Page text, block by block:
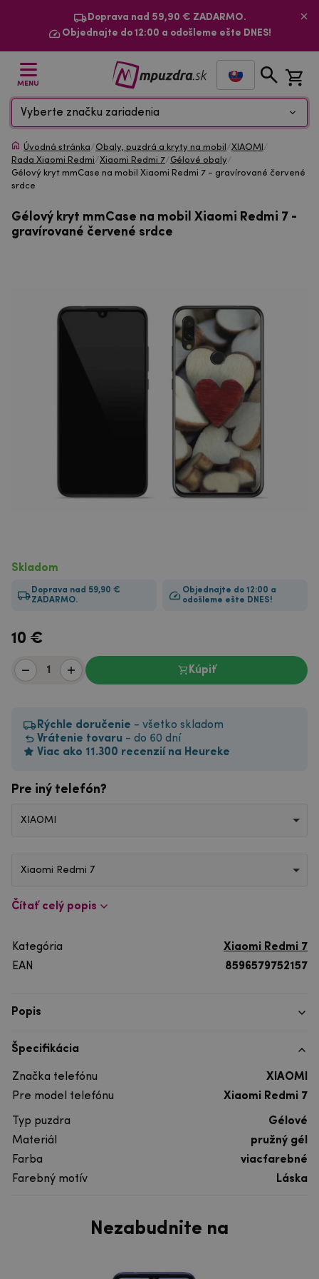
Doprava nad 59,90 € ZADARMO.
Objednajte do 12:00 a odošleme ešte DNES!
MENU
Vyberte značku zariadenia
Úvodná stránka/Obaly, puzdrá a kryty na mobil /XIAOMI /
Rada Xiaomi Redmi/Xiaomi Redmi 7/Gélové obaly/
Gélový kryt mmCase na mobil Xiaomi Redmi 7 - gravírované červené
srdce
Gélový kryt mmCase na mobil Xiaomi Redmi 7 -
gravírované červené srdce
Skladom
Doprava nad 59,90 €
ZADARMO.
Objednajte do 12:00 a
odošleme ešte DNES!
10 €
Kúpiť
Rýchle doručenie - všetko skladom
Vrátenie tovaru - do 60 dní
Viac ako 11.300 recenzií na Heureke
Pre iný telefón?
XIAOMI
Xiaomi Redmi 7
Čítať celý popis
Kategória
Xiaomi Redmi 7
EAN
8596579752157
Popis
Špecifikácia
Značka telefónu
XIAOMI
Pre model telefónu
Xiaomi Redmi 7
Typ puzdra
Gélové
Materiál
pružný gél
Farba
viacfarebné
Farebný motív
Láska
Nezabudnite na